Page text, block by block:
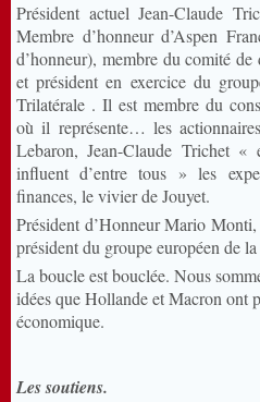
Président actuel Jean-Claude
Membre d’honneur d’Aspen
d’honneur), membre du comité
et président en exercice du
Trilatérale . Il est membre du
où il représente… les
Lebaron, Jean-Claude Trichet
influent d’entre tous » les
finances, le vivier de Jouyet.
Président d’Honneur Mario
président du groupe européen de
La boucle est bouclée. Nous
idées que Hollande et Macron ont
économique.
Les soutiens.